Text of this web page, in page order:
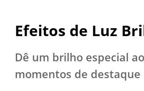
Dê um brilho especial
momentos de destaque
Efeitos de Luz